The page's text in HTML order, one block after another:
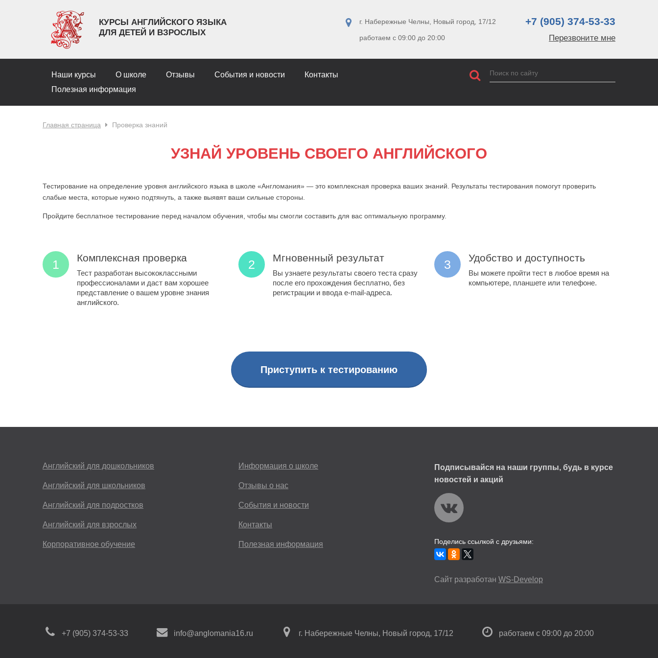
КУРСЫ АНГЛИЙСКОГО ЯЗЫКА
ДЛЯ ДЕТЕЙ И ВЗРОСЛЫХ
+7 (905) 374-53-33
Перезвоните мне
г. Набережные Челны, Новый город, 17/12
работаем с 09:00 до 20:00
Наши курсы О школе Отзывы События и новости
Контакты
Полезная информация
Главная страница Проверка знаний
УЗНАЙ УРОВЕНЬ СВОЕГО АНГЛИЙСКОГО
Тестирование на определение уровня английского языка в школе «Англомания» — это комплексная проверка ваших знаний. Результаты тестирования помогут проверить
слабые места, которые нужно подтянуть, а также выявят ваши сильные стороны.
Пройдите бесплатное тестирование перед началом обучения, чтобы мы смогли составить для вас оптимальную программу.
Комплексная проверка
Тест разработан высококлассными
профессионалами и даст вам хорошее
представление о вашем уровне знания
английского.
Мгновенный результат
Вы узнаете результаты своего теста сразу
после его прохождения бесплатно, без
регистрации и ввода e-mail-адреса.
Удобство и доступность
Вы можете пройти тест в любое время на
компьютере, планшете или телефоне.
Приступить к тестированию
Английский для дошкольников
Английский для школьников
Английский для подростков
Английский для взрослых
Корпоративное обучение
Информация о школе
Отзывы о нас
События и новости
Контакты
Полезная информация
Подписывайся на наши группы, будь в курсе
новостей и акций
Поделись ссылкой с друзьями:
Сайт разработан WS-Develop
+7 (905) 374-53-33 info@anglomania16.ru г. Набережные Челны, Новый город, 17/12 работаем с 09:00 до 20:00